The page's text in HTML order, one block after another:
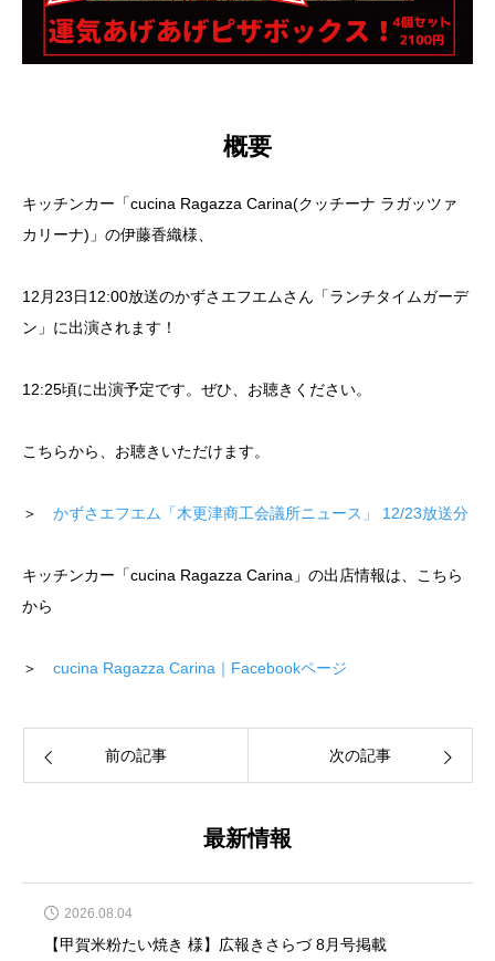
概要
キッチンカー「cucina Ragazza Carina(クッチーナ ラガッツァ
カリーナ)」の伊藤香織様、
12月23日12:00放送のかずさエフエムさん「ランチタイムガーデ
ン」に出演されます！
12:25頃に出演予定です。ぜひ、お聴きください。
こちらから、お聴きいただけます。
＞ かずさエフエム「木更津商工会議所ニュース」 12/23放送分
キッチンカー「cucina Ragazza Carina」の出店情報は、こちら
から
＞ cucina Ragazza Carina｜Facebookページ
前の記事 次の記事
最新情報
2026.08.04
【甲賀米粉たい焼き 様】広報きさらづ 8月号掲載